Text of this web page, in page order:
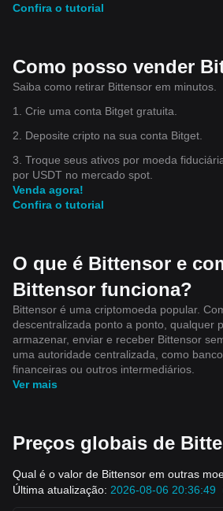
Confira o tutorial
Como posso vender
Saiba como retirar Bittensor em minutos.
1. Crie uma conta Bitget gratuita.
2. Deposite cripto na sua conta Bitget.
3. Troque seus ativos por moeda
por USDT no mercado spot.
Venda agora!
Confira o tutorial
O que é Bittensor e
Bittensor funciona?
Bittensor é uma criptomoeda popular.
descentralizada ponto a ponto, qualquer
armazenar, enviar e receber Bittensor
uma autoridade centralizada, como
financeiras ou outros intermediários.
Ver mais
Preços globais de
Qual é o valor de Bittensor em outras
Última atualização: 2026-08-06 20:36:49